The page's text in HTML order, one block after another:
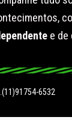
e de
6532